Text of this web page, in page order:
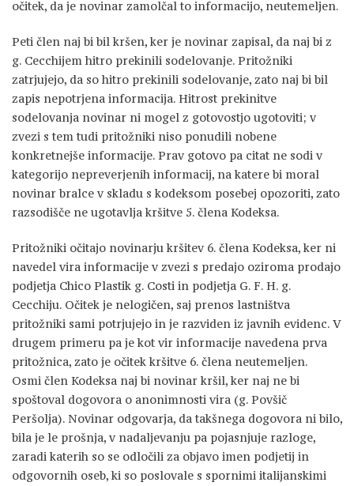
očitek, da je novinar zamolčal to informacijo, neutemeljen.
Peti člen naj bi bil kršen, ker je novinar zapisal, da naj bi z
g. Cecchijem hitro prekinili sodelovanje. Pritožniki
zatrjujejo, da so hitro prekinili sodelovanje, zato naj bi bil
zapis nepotrjena informacija. Hitrost prekinitve
sodelovanja novinar ni mogel z gotovostjo ugotoviti; v
zvezi s tem tudi pritožniki niso ponudili nobene
konkretnejše informacije. Prav gotovo pa citat ne sodi v
kategorijo nepreverjenih informacij, na katere bi moral
novinar bralce v skladu s kodeksom posebej opozoriti, zato
razsodišče ne ugotavlja kršitve 5. člena Kodeksa.
Pritožniki očitajo novinarju kršitev 6. člena Kodeksa, ker ni
navedel vira informacije v zvezi s predajo oziroma prodajo
podjetja Chico Plastik g. Costi in podjetja G. F. H. g.
Cecchiju. Očitek je nelogičen, saj prenos lastništva
pritožniki sami potrjujejo in je razviden iz javnih evidenc. V
drugem primeru pa je kot vir informacije navedena prva
pritožnica, zato je očitek kršitve 6. člena neutemeljen.
Osmi člen Kodeksa naj bi novinar kršil, ker naj ne bi
spoštoval dogovora o anonimnosti vira (g. Povšič
Peršolja). Novinar odgovarja, da takšnega dogovora ni bilo,
bila je le prošnja, v nadaljevanju pa pojasnjuje razloge,
zaradi katerih so se odločili za objavo imen podjetij in
odgovornih oseb, ki so poslovale s spornimi italijanskimi